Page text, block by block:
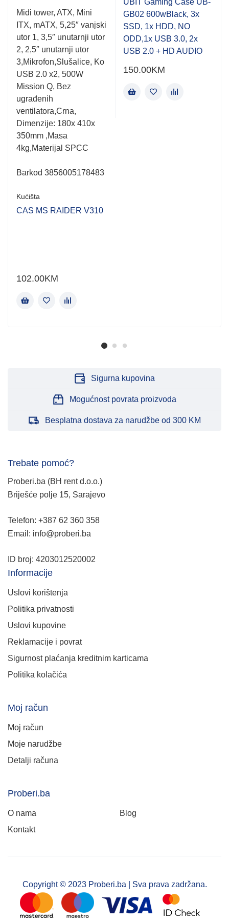
Rated
0.001
out
of
5
Midi tower, ATX, Mini
ITX, mATX, 5,25″ vanjski
utor 1, 3,5″ unutarnji utor
2, 2,5″ unutarnji utor
3,Mikrofon,Slušalice, Ko
USB 2.0 x2, 500W
Mission Q, Bez
ugrađenih
ventilatora,Crna,
Dimenzije: 180x 410x
350mm ,Masa
4kg,Materijal SPCC
Barkod 3856005178483
Kućišta
CAS MS RAIDER V310
102.00KM
of
5
UBIT Gaming Case UB-
GB02 600wBlack, 3x
SSD, 1x HDD, NO
ODD,1x USB 3.0, 2x
USB 2.0 + HD AUDIO
150.00KM
Sigurna kupovina
Mogućnost povrata proizvoda
Besplatna dostava za narudžbe od 300 KM
Trebate pomoć?
Proberi.ba (BH rent d.o.o.)
Briješće polje 15, Sarajevo
Telefon: +387 62 360 358
Email: info@proberi.ba
ID broj: 4203012520002
Informacije
Uslovi korištenja
Politika privatnosti
Uslovi kupovine
Reklamacije i povrat
Sigurnost plaćanja kreditnim karticama
Politika kolačića
Moj račun
Moj račun
Moje narudžbe
Detalji računa
Proberi.ba
O nama
Blog
Kontakt
Copyright © 2023 Proberi.ba | Sva prava zadržana.